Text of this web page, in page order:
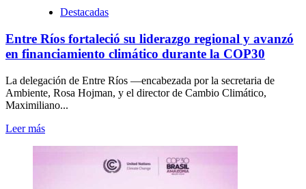
Destacadas
Entre Ríos fortaleció su liderazgo regional y avanzó
en financiamiento climático durante la COP30
La delegación de Entre Ríos —encabezada por la secretaria de
Ambiente, Rosa Hojman, y el director de Cambio Climático,
Maximiliano...
Leer más